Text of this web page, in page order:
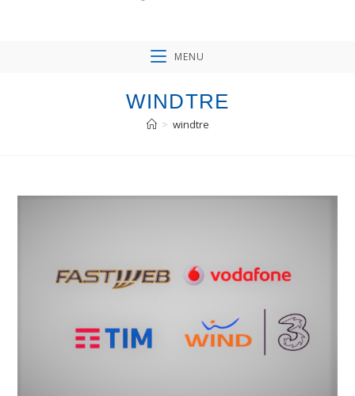
MENU
WINDTRE
> windtre